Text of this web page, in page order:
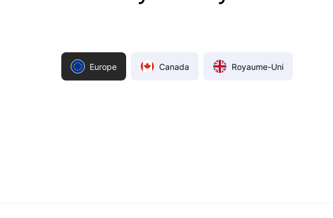
Europe Canada Royaume-Uni